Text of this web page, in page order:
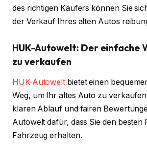
des richtigen Käufers können Sie
der Verkauf Ihres alten Autos
HUK-Autowelt: Der einfache
zu verkaufen
HUK-Autowelt bietet einen
Weg, um Ihr altes Auto zu
klaren Ablauf und fairen
Autowelt dafür, dass Sie den besten
Fahrzeug erhalten.